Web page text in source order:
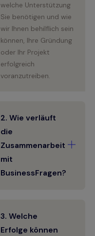
welche Unterstützung
Sie benötigen und wie
wir Ihnen behilflich sein
können, Ihre Gründung
oder Ihr Projekt
erfolgreich
voranzutreiben.
2. Wie verläuft
die
Zusammenarbeit
mit
BusinessFragen?
3. Welche
Erfolge können